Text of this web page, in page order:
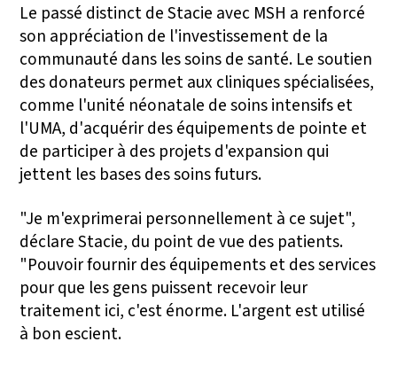
Le passé distinct de Stacie avec MSH a renforcé
son appréciation de l'investissement de la
communauté dans les soins de santé. Le soutien
des donateurs permet aux cliniques spécialisées,
comme l'unité néonatale de soins intensifs et
l'UMA, d'acquérir des équipements de pointe et
de participer à des projets d'expansion qui
jettent les bases des soins futurs.
"Je m'exprimerai personnellement à ce sujet",
déclare Stacie, du point de vue des patients.
"Pouvoir fournir des équipements et des services
pour que les gens puissent recevoir leur
traitement ici, c'est énorme. L'argent est utilisé
à bon escient.